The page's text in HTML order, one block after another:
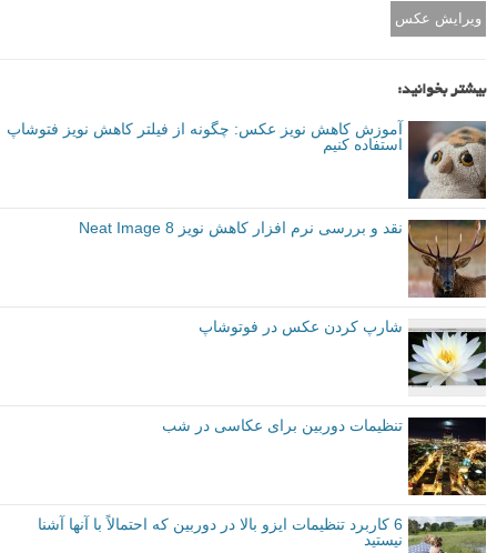
ویرایش عکس
بیشتر بخوانید:
آموزش کاهش نویز عکس: چگونه از فیلتر کاهش نویز فتوشاپ
استفاده کنیم
نقد و بررسی نرم افزار کاهش نویز Neat Image 8
شارپ کردن عکس در فوتوشاپ
تنظیمات دوربین برای عکاسی در شب
6 کاربرد تنظیمات ایزو بالا در دوربین که احتمالاً با آنها آشنا
نیستید